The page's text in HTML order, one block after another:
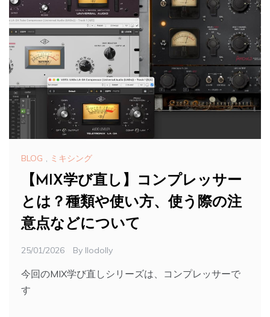
BLOG , ミキシング
【MIX学び直し】コンプレッサー
とは？種類や使い方、使う際の注
意点などについて
25/01/2026 By Ilodolly
今回のMIX学び直しシリーズは、コンプレッサーで
す